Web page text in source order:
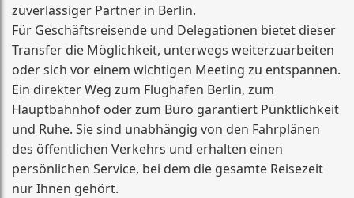
zuverlässiger Partner in Berlin.
Für Geschäftsreisende und Delegationen bietet dieser
Transfer die Möglichkeit, unterwegs weiterzuarbeiten
oder sich vor einem wichtigen Meeting zu entspannen.
Ein direkter Weg zum Flughafen Berlin, zum
Hauptbahnhof oder zum Büro garantiert Pünktlichkeit
und Ruhe. Sie sind unabhängig von den Fahrplänen
des öffentlichen Verkehrs und erhalten einen
persönlichen Service, bei dem die gesamte Reisezeit
nur Ihnen gehört.